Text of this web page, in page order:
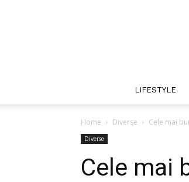
LIFESTYLE
Home Diverse Cele mai
Diverse
Cele mai